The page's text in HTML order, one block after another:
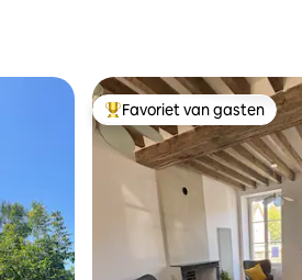
Topfavoriet van gasten
Favoriet van gasten